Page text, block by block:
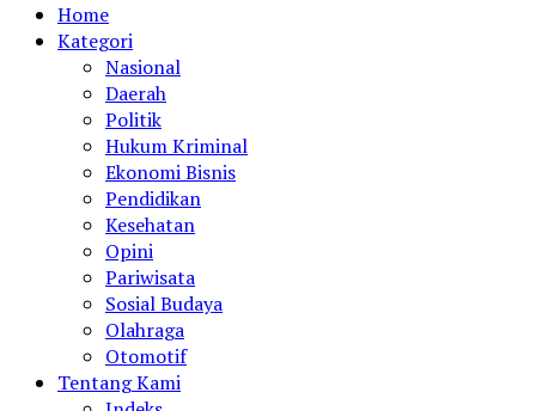
Home
Kategori
Nasional
Daerah
Politik
Hukum Kriminal
Ekonomi Bisnis
Pendidikan
Kesehatan
Opini
Pariwisata
Sosial Budaya
Olahraga
Otomotif
Tentang Kami